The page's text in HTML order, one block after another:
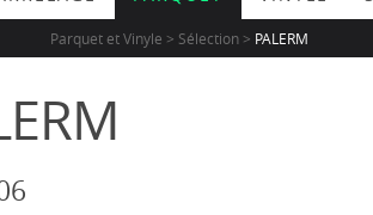
Parquet et Vinyle > Sélection > PALERM